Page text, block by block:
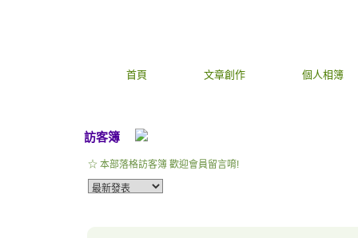
首頁 文章創作 個人相簿
訪客簿
☆ 本部落格訪客簿 歡迎會員留言唷!